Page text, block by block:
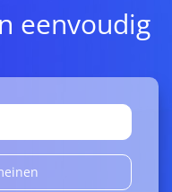
eenvoudig